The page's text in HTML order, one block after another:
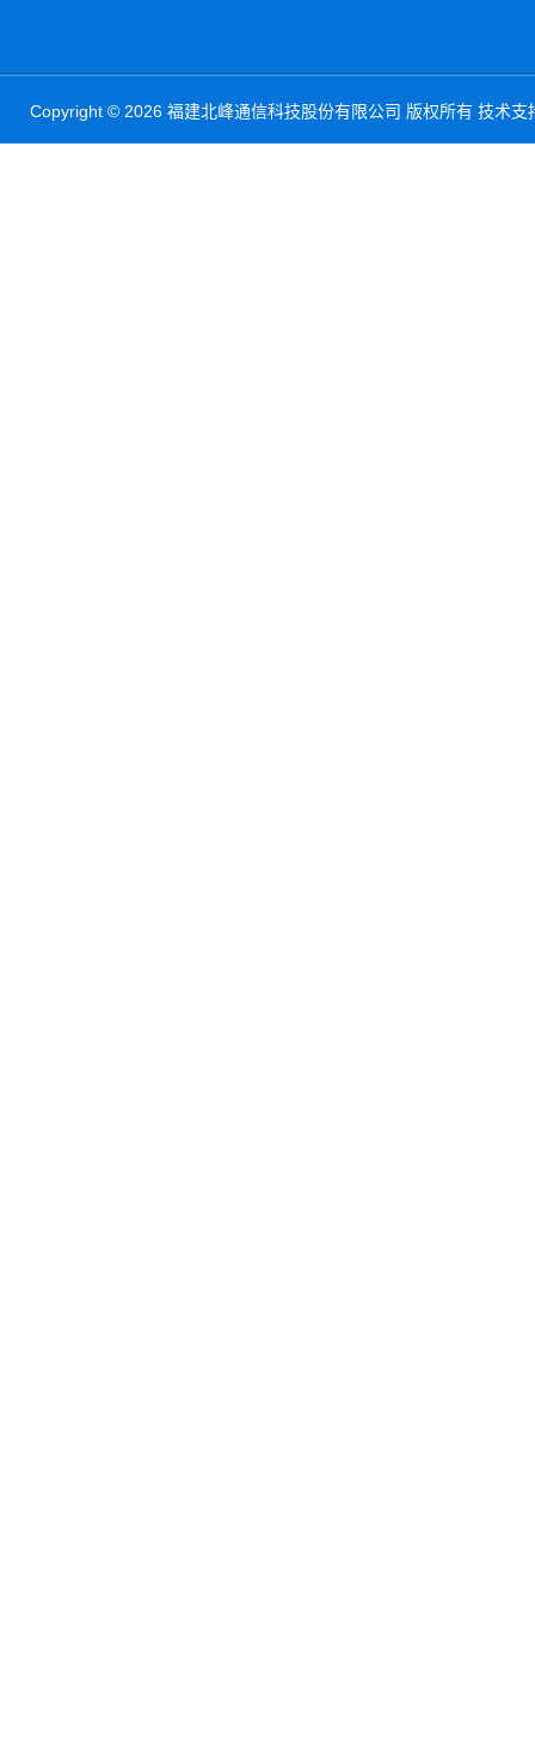
Copyright © 2026 福建北峰通信科技股份有限公司 版权所有 技术支